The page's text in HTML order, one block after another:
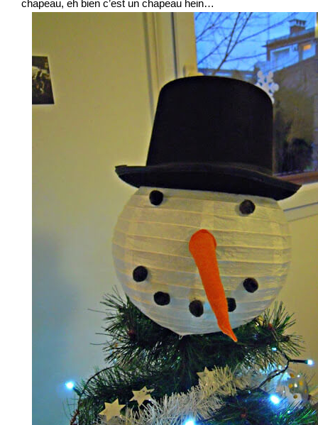
chapeau, eh bien c’est un chapeau hein…